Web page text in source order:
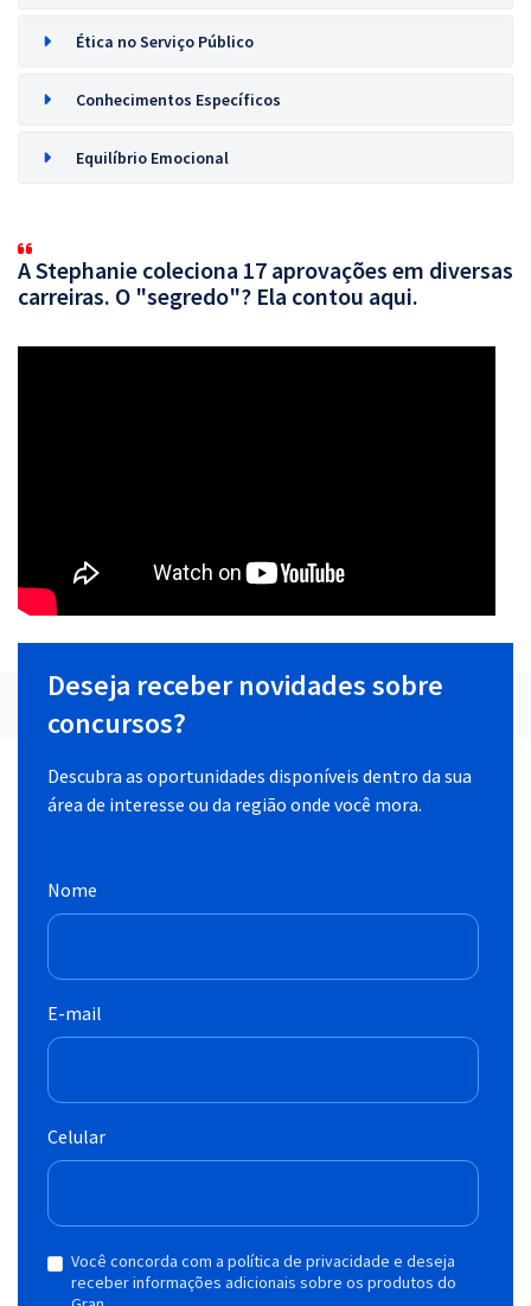
Ética no Serviço Público
Conhecimentos Específicos
Equilíbrio Emocional
A Stephanie coleciona 17 aprovações em diversas
carreiras. O "segredo"? Ela contou aqui.
Deseja receber novidades sobre
concursos?
Descubra as oportunidades disponíveis dentro da sua
área de interesse ou da região onde você mora.
Nome
E-mail
Celular
Você concorda com a política de privacidade e deseja
receber informações adicionais sobre os produtos do